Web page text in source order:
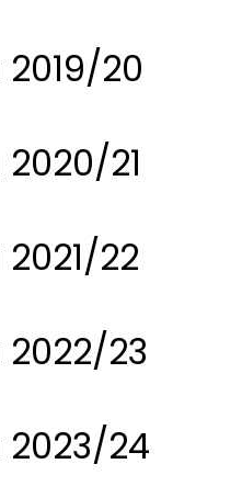
2019/20
2020/21
2021/22
2022/23
2023/24